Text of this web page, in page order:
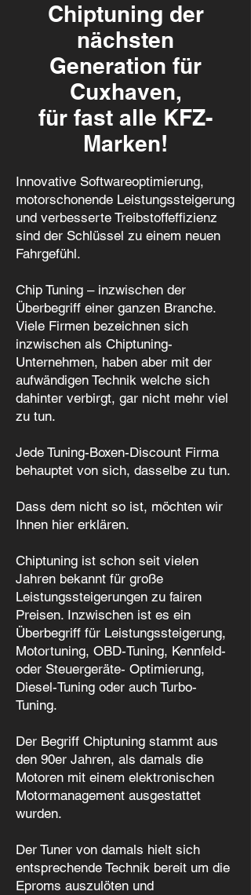
Chiptuning der
nächsten
Generation für
Cuxhaven,
für fast alle KFZ-
Marken!
Innovative Softwareoptimierung,
motorschonende Leistungssteigerung
und verbesserte Treibstoffeffizienz
sind der Schlüssel zu einem neuen
Fahrgefühl.
Chip Tuning – inzwischen der
Überbegriff einer ganzen Branche.
Viele Firmen bezeichnen sich
inzwischen als Chiptuning-
Unternehmen, haben aber mit der
aufwändigen Technik welche sich
dahinter verbirgt, gar nicht mehr viel
zu tun.
Jede Tuning-Boxen-Discount Firma
behauptet von sich, dasselbe zu tun.
Dass dem nicht so ist, möchten wir
Ihnen hier erklären.
Chiptuning ist schon seit vielen
Jahren bekannt für große
Leistungssteigerungen zu fairen
Preisen. Inzwischen ist es ein
Überbegriff für Leistungssteigerung,
Motortuning, OBD-Tuning, Kennfeld-
oder Steuergeräte- Optimierung,
Diesel-Tuning oder auch Turbo-
Tuning.
Der Begriff Chiptuning stammt aus
den 90er Jahren, als damals die
Motoren mit einem elektronischen
Motormanagement ausgestattet
wurden.
Der Tuner von damals hielt sich
entsprechende Technik bereit um die
Eproms auszulöten und